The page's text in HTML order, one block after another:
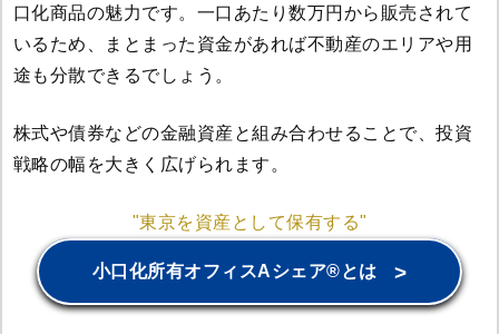
口化商品の魅力です。一口あたり数万円から販売されて
いるため、まとまった資金があれば不動産のエリアや用
途も分散できるでしょう。
株式や債券などの金融資産と組み合わせることで、投資
戦略の幅を大きく広げられます。
"東京を資産として保有する"
小口化所有オフィスAシェア®とは >